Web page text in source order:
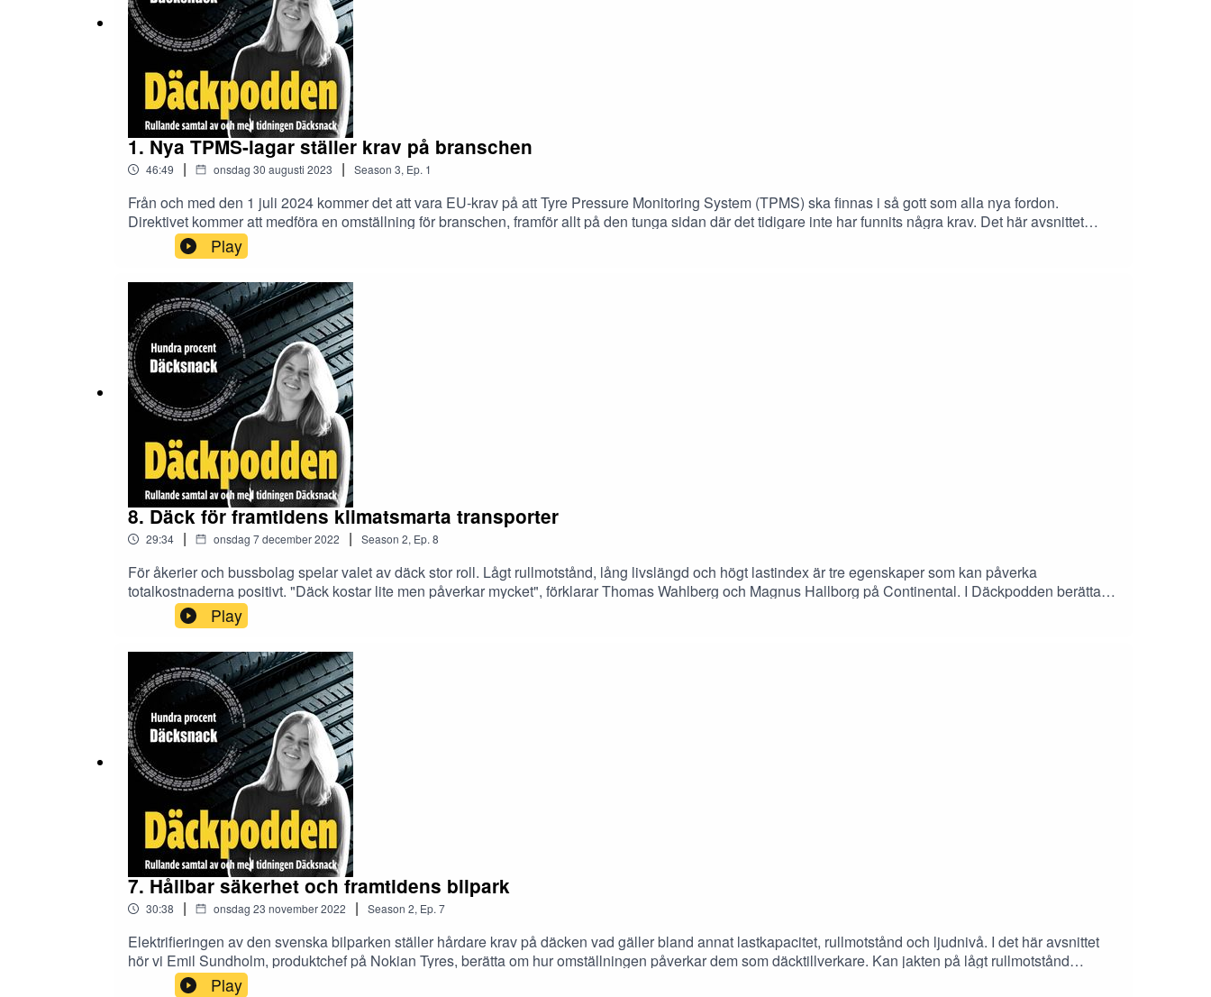
1. Nya TPMS-lagar ställer krav på branschen
46:49 | onsdag 30 augusti 2023 | Season 3, Ep. 1
Från och med den 1 juli 2024 kommer det att vara EU-krav på att Tyre Pressure Monitoring System (TPMS) ska finnas i så gott som alla nya fordon.
Direktivet kommer att medföra en omställning för branschen, framför allt på den tunga sidan där det tidigare inte har funnits några krav. Det här avsnittet
gästas av Peter Norlin, försäljningschef på OCL Brorsson, som berättar om hur branschen kan förbereda sig.
Play
8. Däck för framtidens klimatsmarta transporter
29:34 | onsdag 7 december 2022 | Season 2, Ep. 8
För åkerier och bussbolag spelar valet av däck stor roll. Lågt rullmotstånd, lång livslängd och högt lastindex är tre egenskaper som kan påverka
totalkostnaderna positivt. "Däck kostar lite men påverkar mycket", förklarar Thomas Wahlberg och Magnus Hallborg på Continental. I Däckpodden berättar
de om hur synen på däck har förändrats inom transportsektorn de senaste åren, samt om vad vi kan vänta oss av framtidens transporter.
Play
7. Hållbar säkerhet och framtidens bilpark
30:38 | onsdag 23 november 2022 | Season 2, Ep. 7
Elektrifieringen av den svenska bilparken ställer hårdare krav på däcken vad gäller bland annat lastkapacitet, rullmotstånd och ljudnivå. I det här avsnittet
hör vi Emil Sundholm, produktchef på Nokian Tyres, berätta om hur omställningen påverkar dem som däcktillverkare. Kan jakten på lågt rullmotstånd
komma att påverka trafiksäkerheten i framtiden och vilken däckegenskap är egentligen mest efterfrågad bland ägare av el- och hybridbilar?
Play